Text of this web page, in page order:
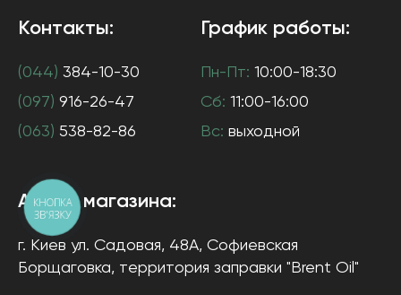
Контакты:
(044) 384-10-30
(097) 916-26-47
(063) 538-82-86
График работы:
Пн-Пт: 10:00-18:30
Сб: 11:00-16:00
Вс: выходной
Адрес магазина:
г. Киев ул. Садовая, 48А, Софиевская
Борщаговка, территория заправки "Brent Oil"
КНОПКА
ЗВ'ЯЗКУ